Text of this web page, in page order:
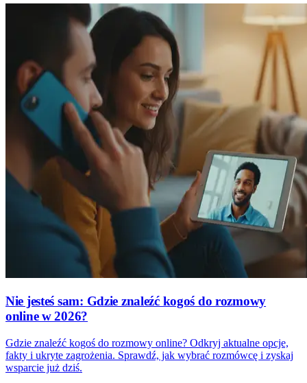
Nie jesteś sam: Gdzie znaleźć kogoś do rozmowy
online w 2026?
Gdzie znaleźć kogoś do rozmowy online? Odkryj aktualne opcje,
fakty i ukryte zagrożenia. Sprawdź, jak wybrać rozmówcę i zyskaj
wsparcie już dziś.